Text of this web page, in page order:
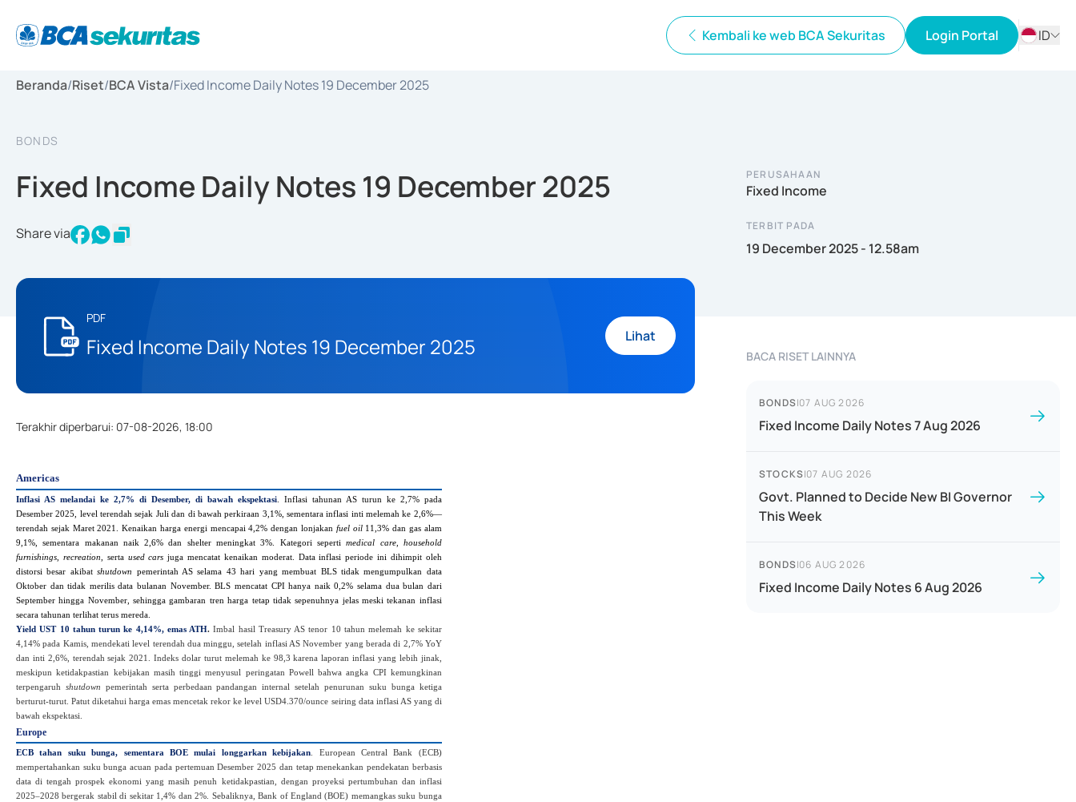
Kembali ke web BCA Sekuritas Login Portal
ID
Beranda/Riset/BCA Vista/Fixed Income Daily Notes 19 December 2025
BONDS
Fixed Income Daily Notes 19 December 2025
Share via
PDF
Fixed Income Daily Notes 19 December 2025 Lihat
PERUSAHAAN
Fixed Income
TERBIT PADA
19 December 2025 - 12.58am
Terakhir diperbarui: 07-08-2026, 18:00
Americas
Inflasi AS melandai ke 2,7% di Desember, di bawah ekspektasi. Inflasi tahunan AS turun ke 2,7% pada
Desember 2025, level terendah sejak Juli dan di bawah perkiraan 3,1%, sementara inflasi inti melemah ke 2,6%—
terendah sejak Maret 2021. Kenaikan harga energi mencapai 4,2% dengan lonjakan fuel oil11,3% dan gas alam
9,1%, sementara makanan naik 2,6% dan shelter meningkat 3%. Kategori sepertimedical care, household
furnishings
recreation , serta used cars juga mencatat kenaikan moderat. Data inflasi periode ini dihimpit oleh
distorsi besar akibatshutdown pemerintah AS selama 43 hari yang membuat BLS tidak mengumpulkan data
Oktober dan tidak merilis data bulanan November. BLS mencatat CPI hanya naik 0,2% selama dua bulan dari
September hingga November, sehingga gambaran tren harga tetap tidak sepenuhnya jelas meski tekanan inflasi
secara tahunan terlihat terus mereda.
Yield UST 10 tahun turun ke 4,14%, emas ATH.Imbal hasil Treasury AS tenor 10 tahun melemah ke sekitar
4,14% pada Kamis, mendekati level terendah dua minggu, setelah inflasi AS November yang berada di 2,7% YoY
dan inti 2,6%, terendah sejak 2021. Indeks dolar turut melemah ke 98,3 karena laporan inflasi yang lebih jinak,
meskipun ketidakpastian kebijakan masih tinggi menyusul peringatan Powell bahwa angka CPI kemungkinan
terpengaruh shutdown pemerintah serta perbedaan pandangan internal setelah penurunan suku bunga ketiga
berturut‑turut. Patut diketahui harga emas mencetak rekor ke level USD4.370/ounce seiring data inflasi AS yang di
bawah ekspektasi.
Europe
ECB tahan suku bunga, sementara BOE mulai longgarkan kebijakan . European Central Bank (ECB)
mempertahankan suku bunga acuan pada pertemuan Desember 2025 dan tetap menekankan pendekatan berbasis
data di tengah prospek ekonomi yang masih penuh ketidakpastian, dengan proyeksi pertumbuhan dan inflasi
2025–2028 bergerak stabil di sekitar 1,4% dan 2%. Sebaliknya, Bank of England (BOE) memangkas suku bunga
BACA RISET LAINNYA
BONDS|07 AUG 2026
Fixed Income Daily Notes 7 Aug 2026
STOCKS|07 AUG 2026
Govt. Planned to Decide New BI Governor
This Week
BONDS|06 AUG 2026
Fixed Income Daily Notes 6 Aug 2026